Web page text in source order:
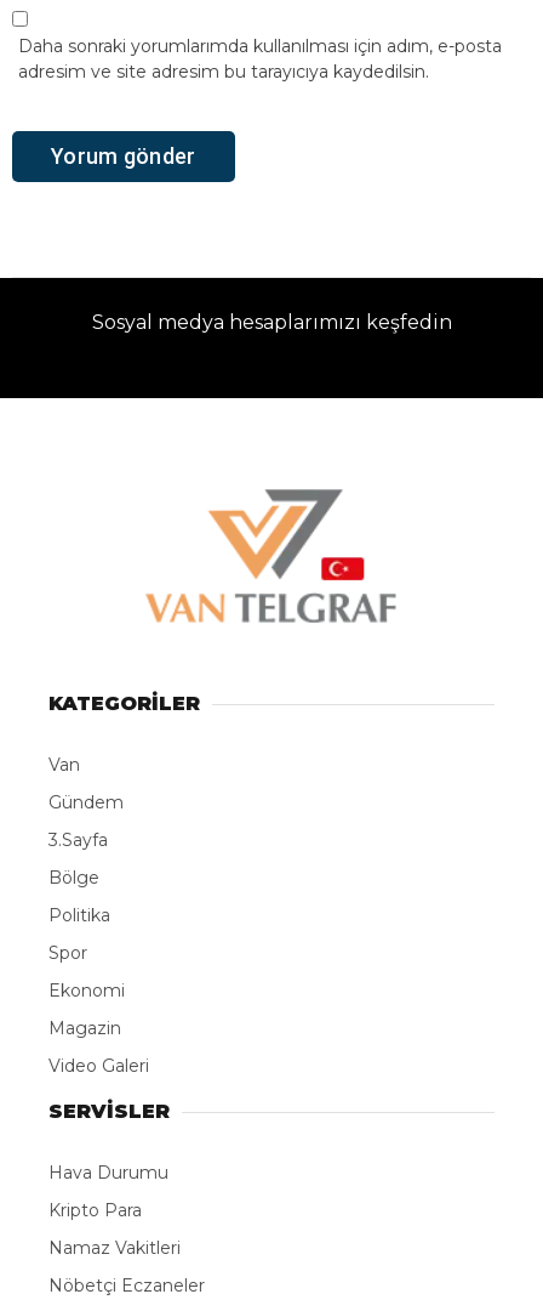
Daha sonraki yorumlarımda kullanılması için adım, e-posta
adresim ve site adresim bu tarayıcıya kaydedilsin.
Sosyal medya hesaplarımızı keşfedin
KATEGORİLER
Van
Gündem
3.Sayfa
Bölge
Politika
Spor
Ekonomi
Magazin
Video Galeri
SERVİSLER
Hava Durumu
Kripto Para
Namaz Vakitleri
Nöbetçi Eczaneler